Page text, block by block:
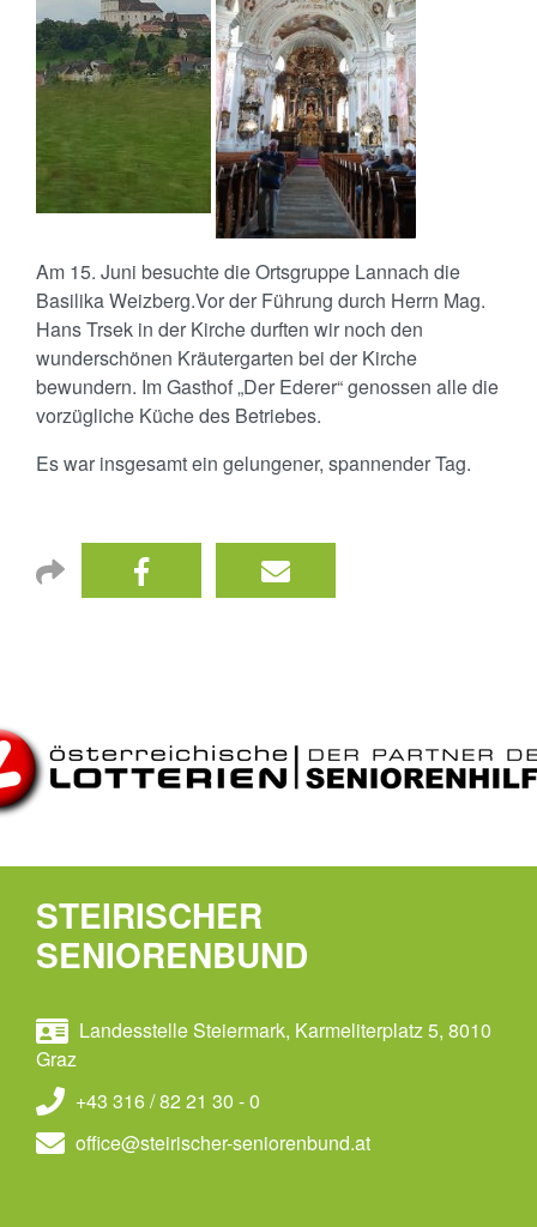
Am 15. Juni besuchte die Ortsgruppe Lannach die
Basilika Weizberg.Vor der Führung durch Herrn Mag.
Hans Trsek in der Kirche durften wir noch den
wunderschönen Kräutergarten bei der Kirche
bewundern. Im Gasthof „Der Ederer“ genossen alle die
vorzügliche Küche des Betriebes.
Es war insgesamt ein gelungener, spannender Tag.
STEIRISCHER
SENIORENBUND
Landesstelle Steiermark, Karmeliterplatz 5, 8010
Graz
+43 316 / 82 21 30 - 0
office@steirischer-seniorenbund.at